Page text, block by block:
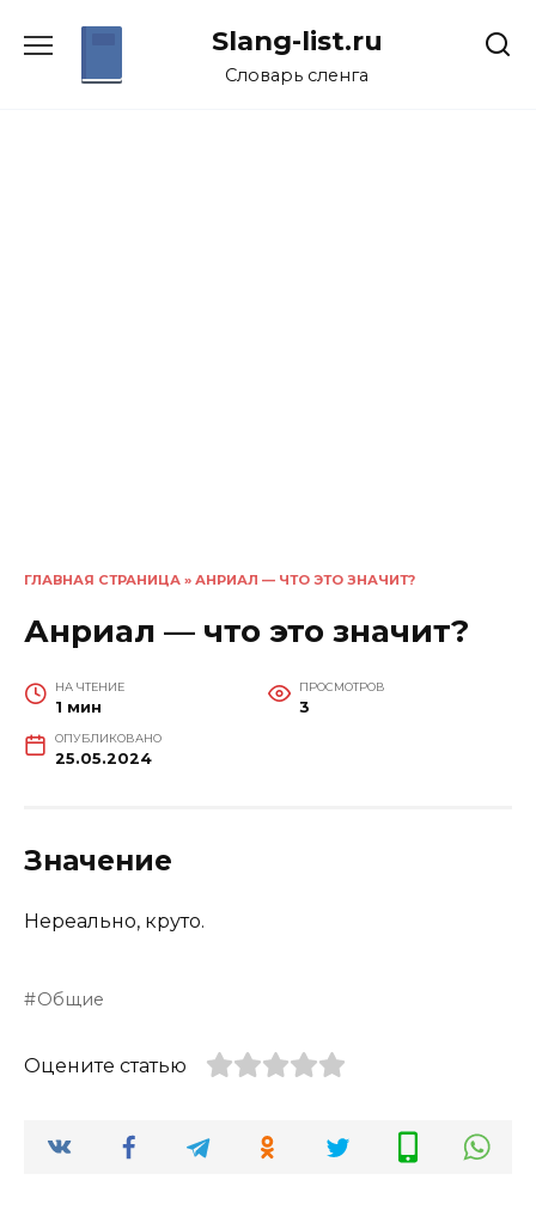
Slang-list.ru
Словарь сленга
ГЛАВНАЯ СТРАНИЦА » АНРИАЛ — ЧТО ЭТО ЗНАЧИТ?
Анриал — что это значит?
НА ЧТЕНИЕ
1 мин
ПРОСМОТРОВ
3
ОПУБЛИКОВАНО
25.05.2024
Значение
Нереально, круто.
Общие
Оцените статью